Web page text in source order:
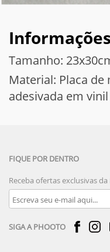
Tamanho:
Material: Placa
adesivada em
FIQUE POR DENTRO
Receba ofertas exclusivas
SIGA A PHOOTO